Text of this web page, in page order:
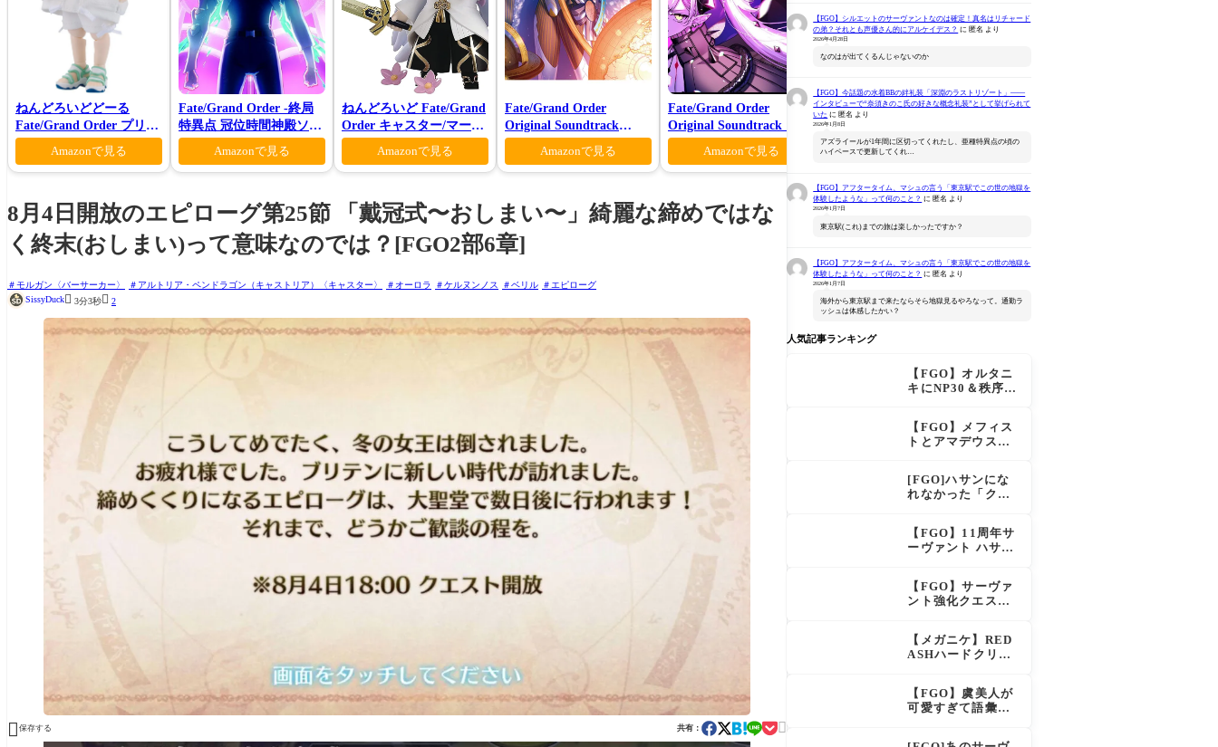
ねんどろいどどーる
Fate/Grand Order プリテ
ンダー/オベロン 爽やかサ
マー・プリンスVer.
Amazonで見る
Fate/Grand Order -終局
特異点 冠位時間神殿ソロ
モン-(完全生産限定版)
Amazonで見る
ねんどろいど Fate/Grand
Order キャスター/マーリ
ン 花の魔術師Ver.
Amazonで見る
Fate/Grand Order
Original Soundtrack
VI(初回仕様限定盤)
Amazonで見る
Fate/Grand Order
Original Soundtrack Ⅶ
Amazonで見る
Fate/Grand Order
Original Soundtrack
Ⅶ(初回仕様限定盤)
Amazonで見る
ねんどろいど Fate/Grand
ァン シー
8月4日開放のエピローグ第25節 「戴冠式〜おしまい〜」綺麗な締めではな
く終末(おしまい)って意味なのでは？[FGO2部6章]
モルガン〈バーサーカー〉 アルトリア・ペンドラゴン（キャストリア）〈キャスター〉 オーロラ ケルヌンノス ベリル
エピローグ
SissyDuck 3分3秒 2
 保存する 共有： 
【FGO】シルエットのサーヴァントなのは確定！真名はリチャード
の弟？それとも声優さん的にアルケイデス？ に 匿名 より
2026年4月28日
なのはが出てくるんじゃないのか
【FGO】今話題の水着BBの絆礼装「深淵のラストリゾート」――
インタビューで“奈須きのこ氏の好きな概念礼装”として挙げられて
いた に 匿名 より
2026年1月8日
アズライールが1年間に区切ってくれたし、亜種特異点の頃の
ハイペースで更新してくれ…
【FGO】アフタータイム、マシュの言う「東京駅でこの世の地獄を
体験したような」って何のこと？ に 匿名 より
2026年1月7日
東京駅(これ)までの旅は楽しかったですか？
【FGO】アフタータイム、マシュの言う「東京駅でこの世の地獄を
体験したような」って何のこと？ に 匿名 より
2026年1月7日
海外から東京駅まで来たならそら地獄見るやろなって。通勤ラ
ッシュは体感したかい？
人気記事ランキング
【FGO】オルタニ
キにNP30＆秩序特
も超強化で「低レ
アとは思えない」
【FGO】メフィス
トとアマデウスが
布＆Arts44％強化
に「最強でワロ
[FGO]ハサンにな
れなかった「クラ
のモブサーヴァン
トのキャラがいい
【FGO】11周年サ
ーヴァント ハサ
ズライール)の性能
と霊基再臨
【FGO】サーヴァ
ント強化クエスト
にNP30追加、ファ
ントムも大幅強化
【メガニケ】RED
ASHハードクリア
ラピとレッドフー
ドの邂逅が明かさ
れる。ラピの正体
フードさん30年寝
【FGO】虞美人が
可愛すぎて語彙力